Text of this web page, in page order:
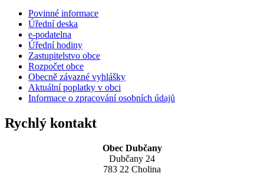
Povinné informace
Úřední deska
e-podatelna
Úřední hodiny
Zastupitelstvo obce
Rozpočet obce
Obecně závazné vyhlášky
Aktuální poplatky v obci
Informace o zpracování osobních údajů
Rychlý kontakt
Obec Dubčany
Dubčany 24
783 22 Cholina